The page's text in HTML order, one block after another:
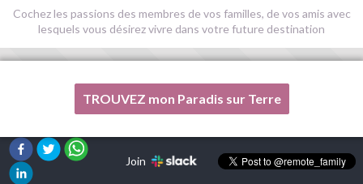
Cochez les passions des membres de vos familles, de vos amis avec
lesquels vous désirez vivre dans votre future destination
Une de mes passions n'est pas listée ici, s'il vous plaît, aidez-
TROUVEZ mon Paradis sur Terre
Join